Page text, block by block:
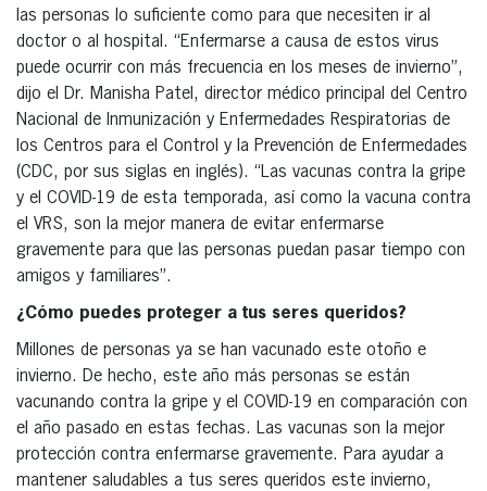
las personas lo suficiente como para que necesiten ir al
doctor o al hospital. “Enfermarse a causa de estos virus
puede ocurrir con más frecuencia en los meses de invierno”,
dijo el Dr. Manisha Patel, director médico principal del Centro
Nacional de Inmunización y Enfermedades Respiratorias de
los Centros para el Control y la Prevención de Enfermedades
(CDC, por sus siglas en inglés). “Las vacunas contra la gripe
y el COVID-19 de esta temporada, así como la vacuna contra
el VRS, son la mejor manera de evitar enfermarse
gravemente para que las personas puedan pasar tiempo con
amigos y familiares”.
¿Cómo puedes proteger a tus seres queridos?
Millones de personas ya se han vacunado este otoño e
invierno. De hecho, este año más personas se están
vacunando contra la gripe y el COVID-19 en comparación con
el año pasado en estas fechas. Las vacunas son la mejor
protección contra enfermarse gravemente. Para ayudar a
mantener saludables a tus seres queridos este invierno,